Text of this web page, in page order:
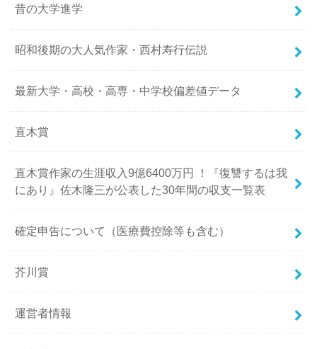
昔の大学進学
昭和後期の大人気作家・西村寿行伝説
最新大学・高校・高専・中学校偏差値データ
直木賞
直木賞作家の生涯収入9億6400万円 ！『復讐するは我
にあり』佐木隆三が公表した30年間の収支一覧表
確定申告について（医療費控除等も含む）
芥川賞
運営者情報